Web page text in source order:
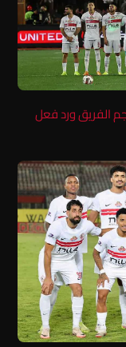
الفريق ورد فعل